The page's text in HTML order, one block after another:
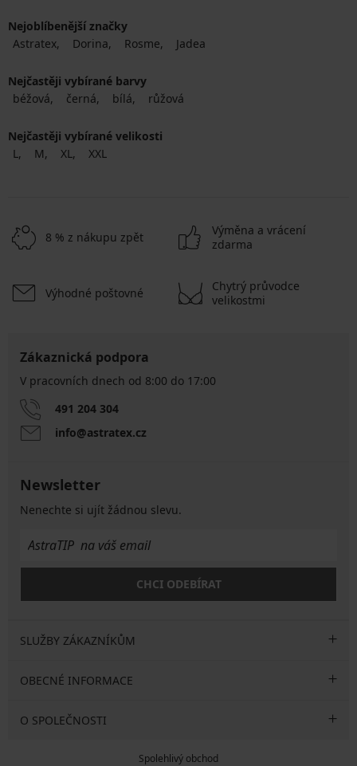
Nejoblíbenější značky
Astratex
Dorina Rosme Jadea
Nejčastěji vybírané barvy
béžová
černá bílá růžová
Nejčastěji vybírané velikosti
L
M XL XXL
8 % z nákupu zpět
Výměna a vrácení
zdarma
Výhodné poštovné
Chytrý průvodce
velikostmi
Zákaznická podpora
V pracovních dnech od 8:00 do 17:00
491 204 304
info@astratex.cz
Newsletter
Nenechte si ujít žádnou slevu.
CHCI ODEBÍRAT
SLUŽBY ZÁKAZNÍKŮM
OBECNÉ INFORMACE
O SPOLEČNOSTI
Spolehlivý obchod